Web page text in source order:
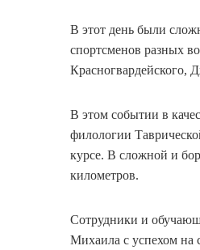
В этот день были
спортсменов разных
Красногвардейского,
В этом событии в
филологии
курсе. В сложной и
километров.
Сотрудники и
Михаила с успехом на